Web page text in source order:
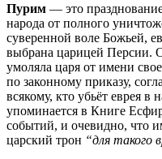
Пурим — это
народа от полного
суверенной воле Божьей,
выбрана царицей Персии.
умоляла царя от имени
по законному приказу,
всякому, кто убьёт еврея в
упоминается в Книге
событий, и очевидно, что
царский трон “для такого